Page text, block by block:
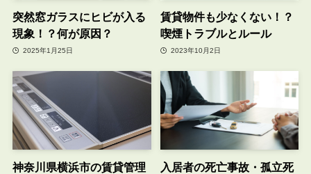
突然窓ガラスにヒビが入る
現象！？何が原因？
2025年1月25日
賃貸物件も少なくない！？
喫煙トラブルとルール
2023年10月2日
神奈川県横浜市の賃貸管理
入居者の死亡事故・孤立死